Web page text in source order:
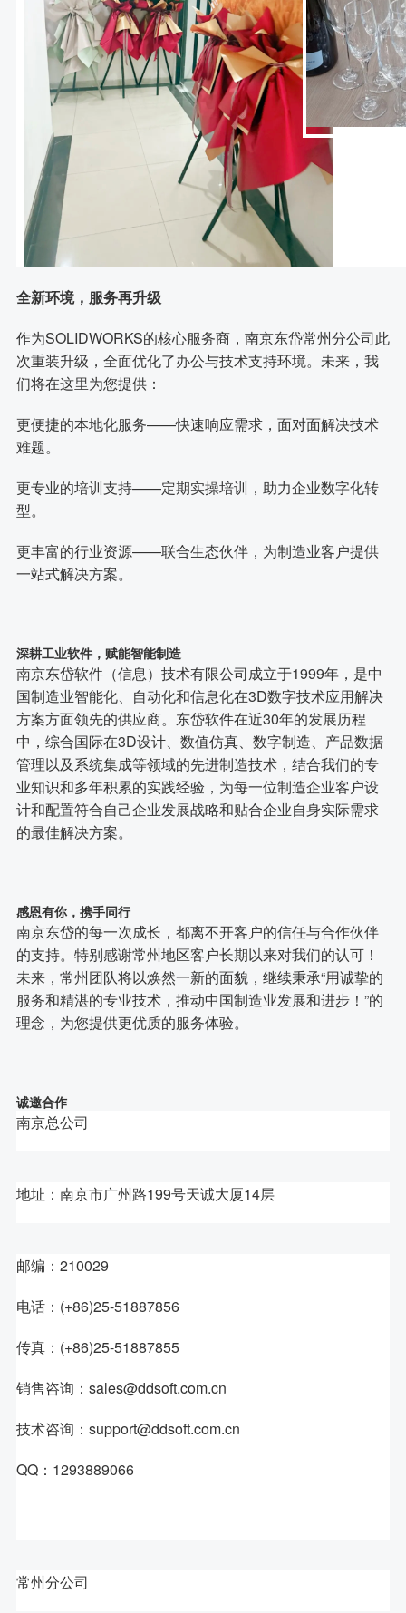
全新环境，服务再升级
作为SOLIDWORKS的核心服务商，南京东岱常州分公司此
次重装升级，全面优化了办公与技术支持环境。未来，我
们将在这里为您提供：
更便捷的本地化服务——快速响应需求，面对面解决技术
难题。
更专业的培训支持——定期实操培训，助力企业数字化转
型。
更丰富的行业资源——联合生态伙伴，为制造业客户提供
一站式解决方案。
深耕工业软件，赋能智能制造
南京东岱软件（信息）技术有限公司成立于1999年，是中
国制造业智能化、自动化和信息化在3D数字技术应用解决
方案方面领先的供应商。东岱软件在近30年的发展历程
中，综合国际在3D设计、数值仿真、数字制造、产品数据
管理以及系统集成等领域的先进制造技术，结合我们的专
业知识和多年积累的实践经验，为每一位制造企业客户设
计和配置符合自己企业发展战略和贴合企业自身实际需求
的最佳解决方案。
感恩有你，携手同行
南京东岱的每一次成长，都离不开客户的信任与合作伙伴
的支持。特别感谢常州地区客户长期以来对我们的认可！
未来，常州团队将以焕然一新的面貌，继续秉承“用诚挚的
服务和精湛的专业技术，推动中国制造业发展和进步！”的
理念，为您提供更优质的服务体验。
诚邀合作
南京总公司
地址：南京市广州路199号天诚大厦14层
邮编：210029
电话：(+86)25-51887856
传真：(+86)25-51887855
销售咨询：sales@ddsoft.com.cn
技术咨询：support@ddsoft.com.cn
QQ：1293889066
常州分公司